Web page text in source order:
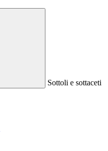
Sottoli e sottaceti